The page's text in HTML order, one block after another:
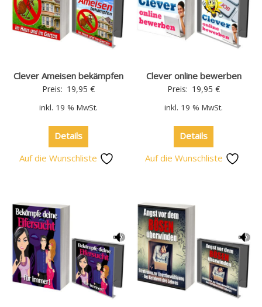
Clever Ameisen bekämpfen
Preis: 19,95 €
inkl. 19 % MwSt.
Details
Auf die Wunschliste
Clever online bewerben
Preis: 19,95€
inkl. 19 % MwSt.
Details
Auf die Wunschliste